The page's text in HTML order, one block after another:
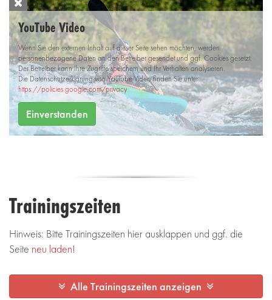
YouTube Video
Wenn Sie den externen Inhalt auf dieser Seite sehen möchten, werden
personenbezogene Daten an den Betreiber gesendet und ggf. Cookies gesetzt.
Der Betreiber kann Ihre Zugriffe speichern und Ihr Verhalten analysieren.
Die Datenschutzerklärung von YouTube Video finden Sie unter:
https://policies.google.com/privacy
Einverstanden
Trainingszeiten
Hinweis: Bitte Trainingszeiten hier ausklappen und ggf. die
Seite neu laden!
Alle Trainingszeiten anzeigen